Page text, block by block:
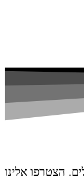
הצטרפו אלינו